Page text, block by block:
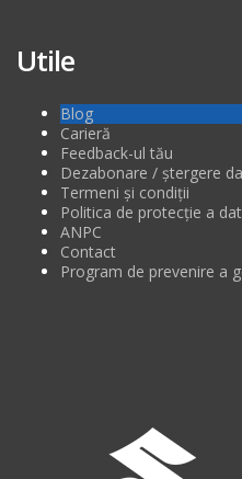
Utile
Blog
Carieră
Feedback-ul tău
Dezabonare / ștergere
Termeni și condiții
Politica de protecție a
ANPC
Contact
Program de prevenire a